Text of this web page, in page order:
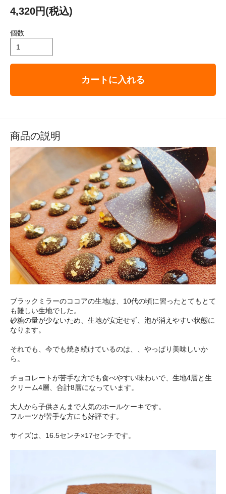
4,320円(税込)
個数
カートに入れる
商品の説明
ブラックミラーのココアの生地は、10代の頃に習ったとてもとて
も難しい生地でした。
砂糖の量が少ないため、生地が安定せず、泡が消えやすい状態に
なります。
それでも、今でも焼き続けているのは、、やっぱり美味しいか
ら。
チョコレートが苦手な方でも食べやすい味わいで、生地4層と生
クリーム4層、合計8層になっています。
大人から子供さんまで人気のホールケーキです。
フルーツが苦手な方にも好評です。
サイズは、16.5センチ×17センチです。